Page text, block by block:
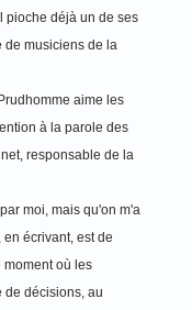
pioche déjà un de ses
de musiciens de la
aime les
à la parole des
responsable de la
moi, mais qu'on m'a
écrivant, est de
moment où les
de décisions, au